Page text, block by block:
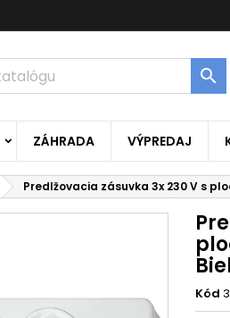

ZÁHRADA VÝPREDAJ
Predlžovacia zásuvka 3x 230 V s
Kód